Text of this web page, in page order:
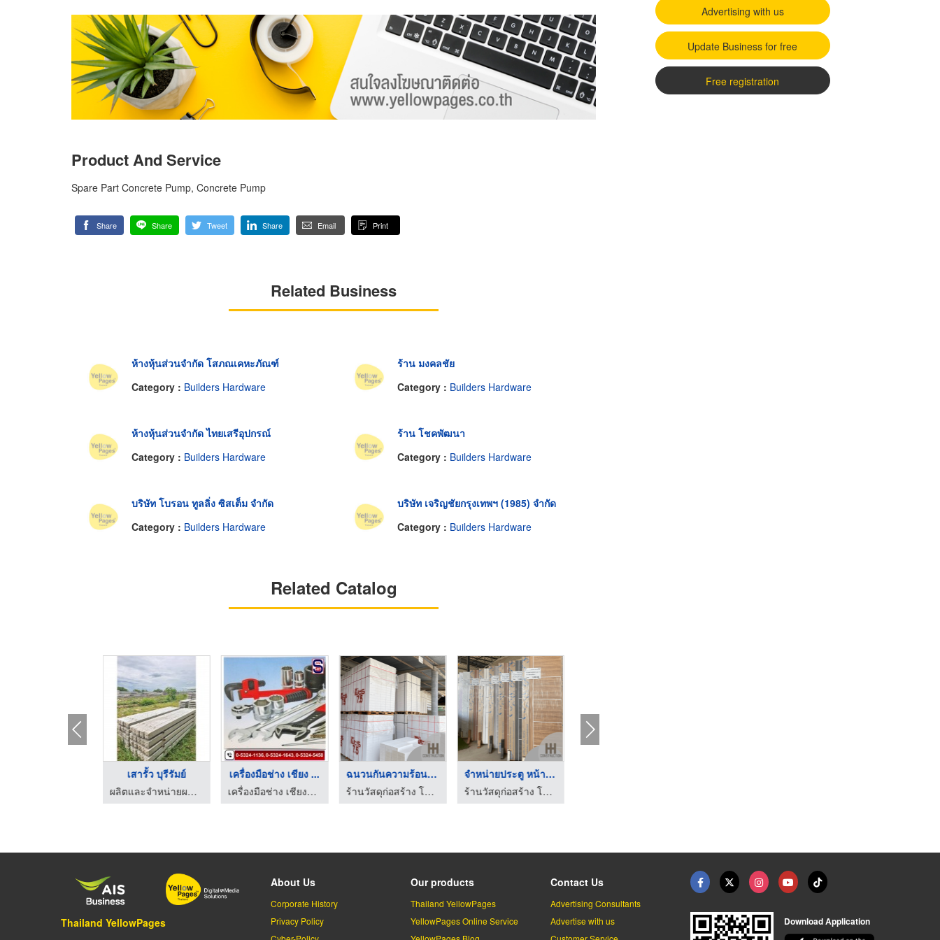
Product And Service
Spare Part Concrete Pump, Concrete Pump
Share Share Tweet Share Email Print
Related Business
ห้างหุ้นส่วนจำกัด โสภณเคหะภัณฑ์
Category : Builders Hardware
ร้าน มงคลชัย
Category : Builders Hardware
ห้างหุ้นส่วนจำกัด ไทยเสรีอุปกรณ์
Category : Builders Hardware
ร้าน โชคพัฒนา
Category : Builders Hardware
บริษัท โบรอน ทูลลิ่ง ซิสเต็ม จำกัด
Category : Builders Hardware
บริษัท เจริญชัยกรุงเทพฯ (1985) จำกัด
Category : Builders Hardware
Related Catalog
ร้านวัสดุก่อสร้าง โคราช - รวมทวีก่อสร้าง
โรงงานผลิตเมทัลชีท น ...
ร้านวัสดุก่อสร้าง โคราช - รวมทวีก่อสร้าง
เครื่องมือช่าง ชลบุร ...
ร้านวัสดุก่อสร้างบางละมุง - ทวีทรัพย์ค้าเหล็ก
เสารั้ว บุรีรัมย์
ผลิตและจำหน่ายผลิตภัณฑ์คอนกรีต กิจมงคลบุรีรัมย์
Advertising with us
Update Business for free
Free registration
Thailand YellowPages
About Us
Corporate History
Privacy Policy
Our products
Thailand YellowPages
YellowPages Online Service
Contact Us
Advertising Consultants
Advertise with us
Download Application